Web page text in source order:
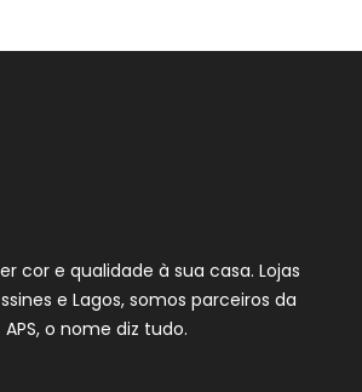
cor e qualidade à sua casa. Lojas
e Lagos, somos parceiros da
o nome diz tudo.